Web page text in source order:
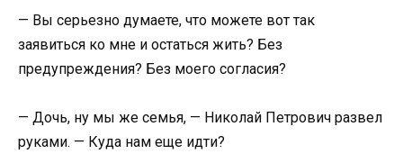
— Вы серьезно думаете, что можете вот так
заявиться ко мне и остаться жить? Без
предупреждения? Без моего согласия?
— Дочь, ну мы же семья, — Николай Петрович развел
руками. — Куда нам еще идти?